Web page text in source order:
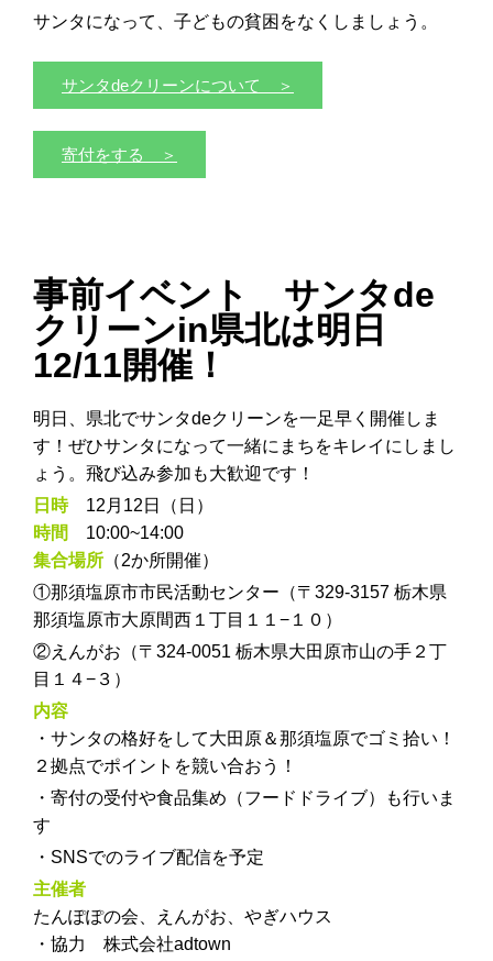
サンタになって、子どもの貧困をなくしましょう。
サンタdeクリーンについて ＞
寄付をする ＞
事前イベント サンタde
クリーンin県北は明日
12/11開催！
明日、県北でサンタdeクリーンを一足早く開催しま
す！ぜひサンタになって一緒にまちをキレイにしまし
ょう。飛び込み参加も大歓迎です！
日時12月12日（日）
時間
10:00~14:00
集合場所 （2か所開催）
①那須塩原市市民活動センター（〒329-3157 栃木県
那須塩原市大原間西１丁目１１−１０）
②えんがお（〒324-0051 栃木県大田原市山の手２丁
目１４−３）
内容
・サンタの格好をして大田原＆那須塩原でゴミ拾い！
２拠点でポイントを競い合おう！
・寄付の受付や食品集め（フードドライブ）も行いま
す
・SNSでのライブ配信を予定
主催者
たんぽぽの会、えんがお、やぎハウス
・協力 株式会社adtown